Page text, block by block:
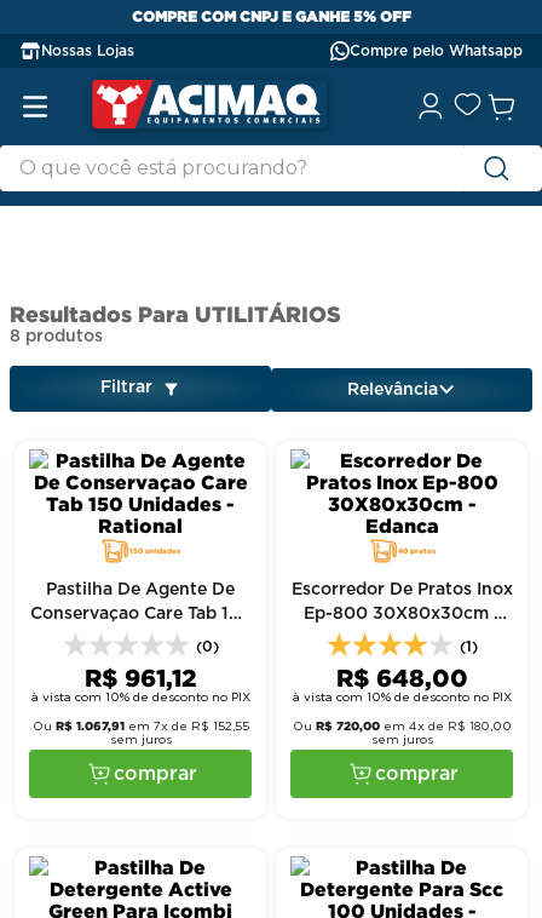
COMPRE COM CNPJ E GANHE 5% OFF
Nossas Lojas Compre pelo Whatsapp
8 produtos
UTILITÁRIOS
Filtrar Relevância
150 unidades
Pastilha De Agente De
Conservaçao Care Tab 150
Unidades - Rational
(0)
R$ 961,12
à vista com 10% de desconto no PIX
Ou R$ 1.067,91 em 7x de R$ 152 ,55
sem juros
comprar
40 pratos
Escorredor De Pratos Inox
Ep-800 30X80x30cm -
Edanca
(1)
R$ 648,00
à vista com 10% de desconto no PIX
Ou R$ 720,00em 4x de R$ 180 ,00
sem juros
comprar